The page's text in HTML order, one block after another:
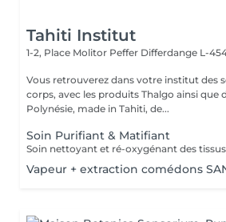
Tahiti Institut
1-2, Place Molitor Peffer Differdange L-
Vous retrouverez dans votre institut des
corps, avec les produits Thalgo ainsi que
Polynésie, made in Tahiti, de...
Soin Purifiant & Matifiant
Vapeur + extraction comédons